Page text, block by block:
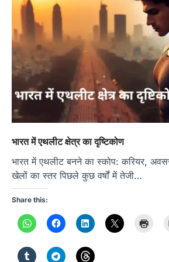
भारत में एथलीट क्षेत्र का दृष्टिकोण
भारत में एथलीट बनने का स्कोप: करियर,
खेलों का स्तर पिछले कुछ वर्षों में तेजी…
Share this: